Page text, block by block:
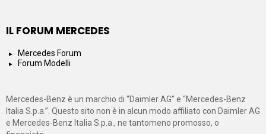
IL FORUM MERCEDES
Mercedes Forum
Forum Modelli
Mercedes-Benz è un marchio di “Daimler AG” e “Mercedes-Benz
Italia S.p.a.”. Questo sito non è in alcun modo affiliato con Daimler AG
e Mercedes-Benz Italia S.p.a., ne tantomeno promosso, o